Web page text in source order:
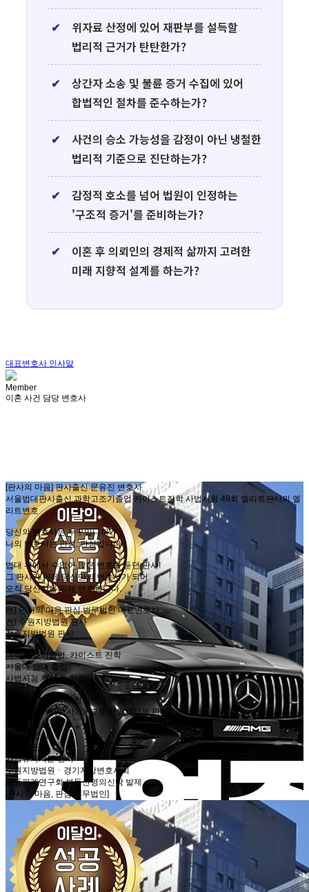
위자료 산정에 있어 재판부를 설득할
법리적 근거가 탄탄한가?
상간자 소송 및 불륜 증거 수집에 있어
합법적인 절차를 준수하는가?
사건의 승소 가능성을 감정이 아닌 냉철한
법리적 기준으로 진단하는가?
감정적 호소를 넘어 법원이 인정하는
'구조적 증거'를 준비하는가?
이혼 후 의뢰인의 경제적 삶까지 고려한
미래 지향적 설계를 하는가?
대표변호사 인사말
Member
이혼 사건 담당 변호사
[판사의 마음] 판사출신 문유진 변호사
서울법대판사출신 과학고조기졸업 카이스트진학 사법시험 49회 엘리트판사의 엘
리트변호
당신의 변호사는 누구입니까?
나의 변호사는 판심, 판심입니다.
법대 위에서 수없이 많은 변호를 듣던 판사!
그 판사가 이제 당신만의 변호사가 되어
오직 당신만을 위해 변호합니다.
현) 판사의 마음 판심 법무법인 대표변호사
전) 수원지방법원 판사
전주지방법원 판사
과학고 조기졸업, 카이스트 진학
서울대 법대 졸업
사법시험 제49회 합격
​성범죄ㆍ아동학대 전담재판부 판사
부패(횡령, 배임, 사기), 교통 전담재판부 판사
형사부 판사
민사부 판사
행정부 판사
가압류가처분 판사
수원지방법원ㆍ경기지방변호사회
공동판례연구회 부동산명의신탁 발제
[판사의 마음, 판심 법무법인]